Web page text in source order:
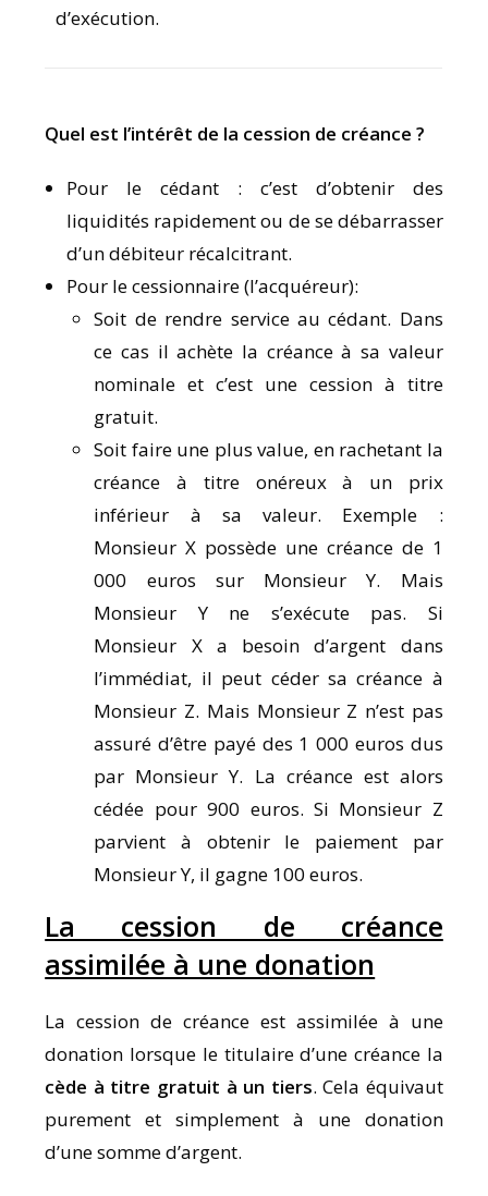
d’exécution.
Quel est l’intérêt de la cession de créance ?
Pour le cédant : c’est d’obtenir des
liquidités rapidement ou de se débarrasser
d’un débiteur récalcitrant.
Pour le cessionnaire (l’acquéreur):
Soit de rendre service au cédant. Dans
ce cas il achète la créance à sa valeur
nominale et c’est une cession à titre
gratuit.
Soit faire une plus value, en rachetant la
créance à titre onéreux à un prix
inférieur à sa valeur. Exemple :
Monsieur X possède une créance de 1
000 euros sur Monsieur Y. Mais
Monsieur Y ne s’exécute pas. Si
Monsieur X a besoin d’argent dans
l’immédiat, il peut céder sa créance à
Monsieur Z. Mais Monsieur Z n’est pas
assuré d’être payé des 1 000 euros dus
par Monsieur Y. La créance est alors
cédée pour 900 euros. Si Monsieur Z
parvient à obtenir le paiement par
Monsieur Y, il gagne 100 euros.
La cession de créance
assimilée à une donation
La cession de créance est assimilée à une
donation lorsque le titulaire d’une créance la
cède à titre gratuit à un tiers. Cela équivaut
purement et simplement à une donation
d’une somme d’argent.